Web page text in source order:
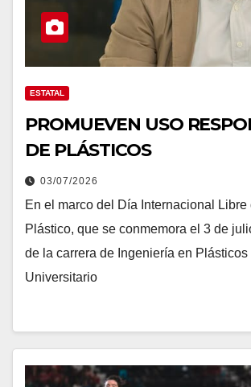
ESTATAL
PROMUEVEN USO
DE PLÁSTICOS
03/07/2026
En el marco del Día Internacional
Plástico, que se conmemora el 3 de
de la carrera de Ingeniería en
Universitario